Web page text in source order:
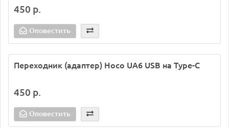
450 р.
Оповестить
Переходник (адаптер) Hoco UA6 USB на Type-C
450 р.
Оповестить